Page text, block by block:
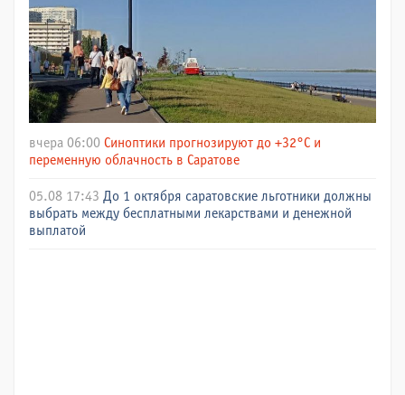
вчера 06:00 Синоптики прогнозируют до +32°C и
переменную облачность в Саратове
05.08 17:43 До 1 октября саратовские льготники должны
выбрать между бесплатными лекарствами и денежной
выплатой